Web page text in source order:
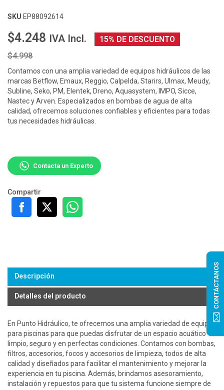
SKU EP88092614
$4.248 IVA Incl.
15% DE DESCUENTO
$4.998
Contamos con una amplia variedad de equipos hidráulicos de las
marcas Betflow, Emaux, Reggio, Calpelda, Starirs, Ulmax, Meudy,
Subline, Seko, PM, Elentek, Dreno, Aquasystem, IMPO, Sicce,
Nastec y Arven. Especializados en bombas de agua de alta
calidad, ofrecemos soluciones confiables y eficientes para todas
tus necesidades hidráulicas.
Contacta un Experto
Compartir
Descripción
Detalles del producto
En Punto Hidráulico, te ofrecemos una amplia variedad de equipos
para piscinas para que puedas disfrutar de un espacio acuático
limpio, seguro y en perfectas condiciones. Contamos con bombas,
filtros, accesorios, focos y accesorios de limpieza, todos de alta
calidad y diseñados para facilitar el mantenimiento y mejorar la
experiencia en tu piscina. Además, brindamos asesoramiento,
instalación y repuestos para que tu sistema funcione siempre de
CONTÁCTANOS